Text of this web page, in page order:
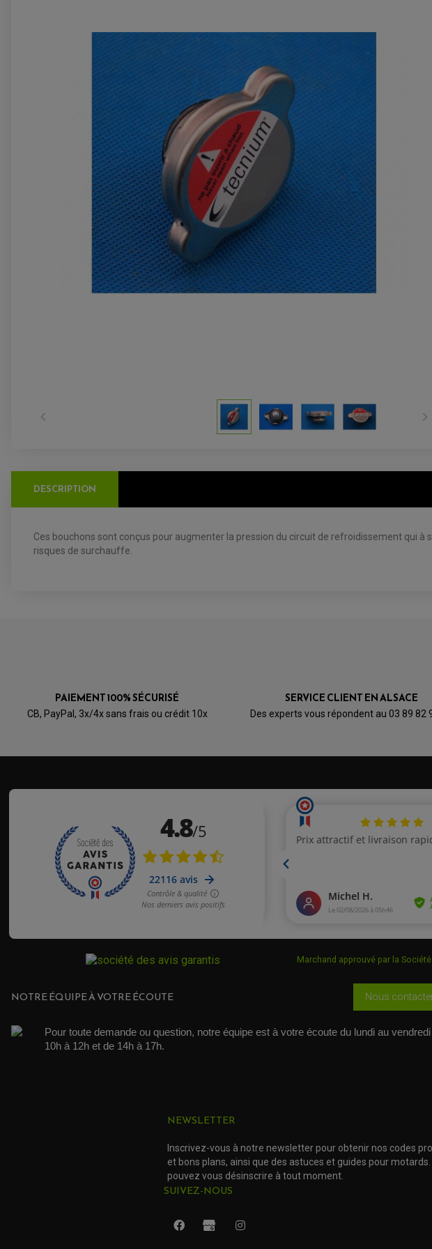
 
DESCRIPTION
Ces bouchons sont conçus pour augmenter la pression du circuit de refroidissement qui
risques de surchauffe.
PAIEMENT 100% SÉCURISÉ
CB, PayPal, 3x/4x sans frais ou crédit 10x
SERVICE CLIENT EN ALSACE
Des experts vous répondent au 03 89 82
Marchand approuvé par la
NOTRE ÉQUIPE À VOTRE ÉCOUTE Nous
Pour toute demande ou question, notre équipe est à votre écoute du lundi au
10h à 12h et de 14h à 17h.
NEWSLETTER
Inscrivez-vous à notre newsletter pour obtenir nos codes
et bons plans, ainsi que des astuces et guides pour motards.
pouvez vous désinscrire à tout moment.
SUIVEZ-NOUS